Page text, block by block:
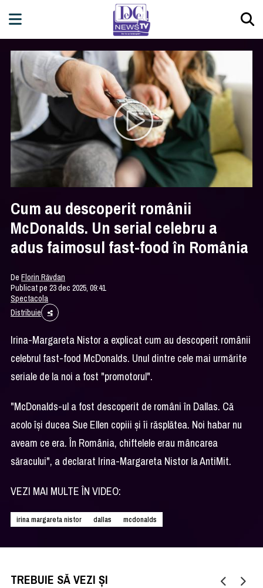
Cum au descoperit românii
McDonalds. Un serial celebru a
adus faimosul fast-food în România
DeFlorin Răvdan
Publicat pe 23 dec 2025, 09:41
Spectacola
Distribuie
Irina-Margareta Nistor a explicat cum au descoperit românii
celebrul fast-food McDonalds. Unul dintre cele mai urmărite
seriale de la noi a fost "promotorul".
"McDonalds-ul a fost descoperit de români în Dallas. Că
acolo îşi ducea Sue Ellen copiii şi îi răsplătea. Noi habar nu
aveam ce era. În România, chiftelele erau mâncarea
săracului", a declarat Irina-Margareta Nistor la AntiMit.
VEZI MAI MULTE ÎN VIDEO:
irina margareta nistor dallas mcdonalds
TREBUIE SĂ VEZI ȘI